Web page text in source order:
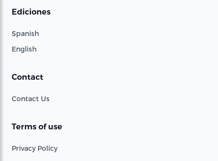
Ediciones
Spanish
English
Contact
Contact Us
Terms of use
Privacy Policy